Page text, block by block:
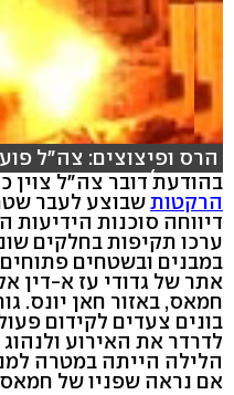
הרס ופיצוצים: צה"ל
רויטרס)
בהודעת דובר צה"ל צוין
הרקטותשבוצע לעבר
דיווחה סוכנות
ערכו תקיפות בחלקים
במבנים ובשטחים
אתר של גדודי עז א-דין
חמאס, באזור חאן יונס.
בונים צעדים לקידום
לדרדר את האירוע
הלילה הייתה במטרה
אם נראה שפניו של